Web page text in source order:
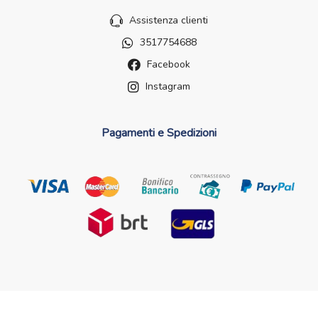
Assistenza clienti
3517754688
Facebook
Instagram
Pagamenti e Spedizioni